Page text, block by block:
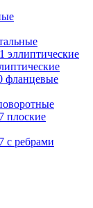
эллиптические
фланцевые
плоские
с ребрами